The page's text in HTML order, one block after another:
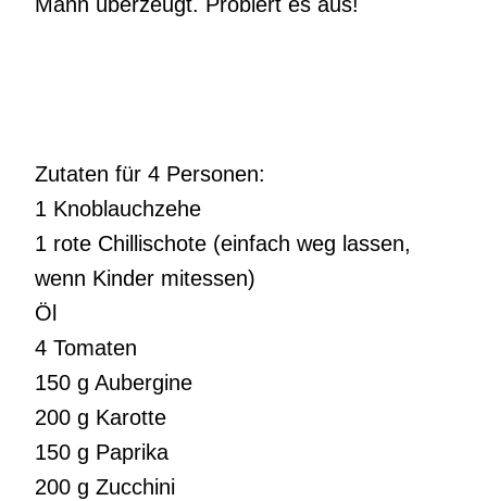
Zutaten für 4 Personen:
1 Knoblauchzehe
1 rote Chillischote (einfach weg lassen,
wenn Kinder mitessen)
Öl
4 Tomaten
150 g Aubergine
200 g Karotte
150 g Paprika
200 g Zucchini